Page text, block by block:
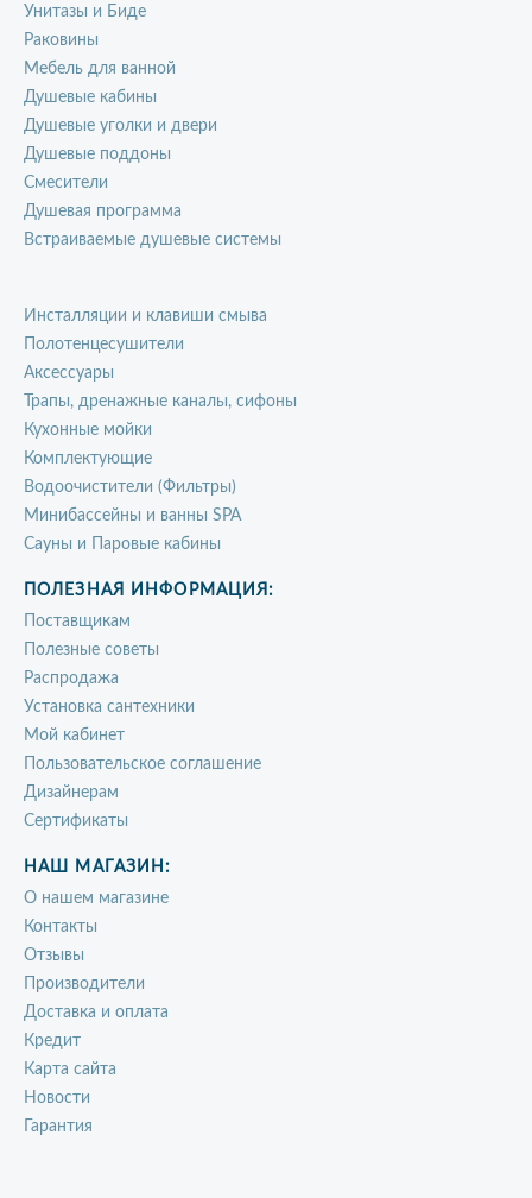
Унитазы и Биде
Раковины
Мебель для ванной
Душевые кабины
Душевые уголки и двери
Душевые поддоны
Смесители
Душевая программа
Встраиваемые душевые системы
Инсталляции и клавиши смыва
Полотенцесушители
Аксессуары
Трапы, дренажные каналы, сифоны
Кухонные мойки
Комплектующие
Водоочистители (Фильтры)
Минибассейны и ванны SPA
Сауны и Паровые кабины
ПОЛЕЗНАЯ ИНФОРМАЦИЯ:
Поставщикам
Полезные советы
Распродажа
Установка сантехники
Мой кабинет
Пользовательское соглашение
Дизайнерам
Сертификаты
НАШ МАГАЗИН:
О нашем магазине
Контакты
Отзывы
Производители
Доставка и оплата
Кредит
Карта сайта
Новости
Гарантия